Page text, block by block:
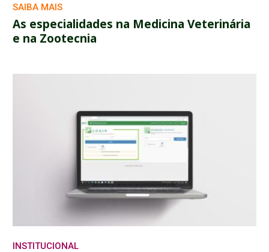
SAIBA MAIS
As especialidades na Medicina Veterinária
e na Zootecnia
INSTITUCIONAL